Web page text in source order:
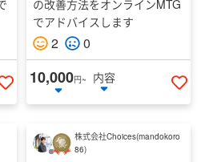
いいねする
の改善方法をオンラインMTG
でアドバイスします
2 0
10,000円~
内容
い
株式会社Choices(mandokoro
86)